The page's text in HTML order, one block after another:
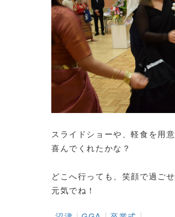
スライドショーや、軽食を用意
喜んでくれたかな？
どこへ行っても、笑顔で過ご
元気でね！